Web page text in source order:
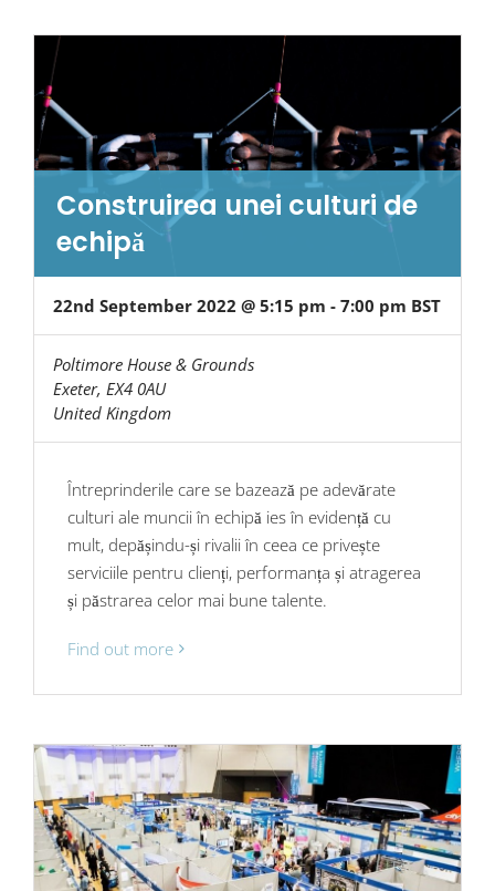
Construirea unei culturi de
echipă
22nd September 2022 @ 5:15 pm -7:00 pm BST
Poltimore House & Grounds
Exeter, EX4 0AU
United Kingdom
Întreprinderile care se bazează pe adevărate
culturi ale muncii în echipă ies în evidență cu
mult, depășindu-și rivalii în ceea ce privește
serviciile pentru clienți, performanța și atragerea
și păstrarea celor mai bune talente.
Find out more